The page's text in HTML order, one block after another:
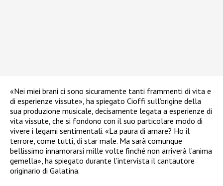
«Nei miei brani ci sono sicuramente tanti frammenti di vita e
di esperienze vissute», ha spiegato Cioffi sull’origine della
sua produzione musicale, decisamente legata a esperienze di
vita vissute, che si fondono con il suo particolare modo di
vivere i legami sentimentali. «La paura di amare? Ho il
terrore, come tutti, di star male. Ma sarà comunque
bellissimo innamorarsi mille volte finché non arriverà l’anima
gemella», ha spiegato durante l’intervista il cantautore
originario di Galatina.